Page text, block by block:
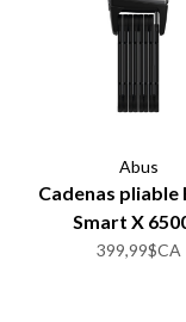
Abus
Cadenas pliable
Smart X
399,99$CA